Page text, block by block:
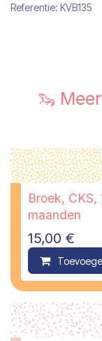
Referentie: KVB135
🦦
Broek, CKS,
maanden
15,00 €